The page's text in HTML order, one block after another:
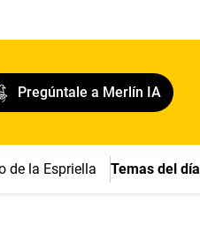
Pregúntale a Merlín IA
de la Espriella Temas del día